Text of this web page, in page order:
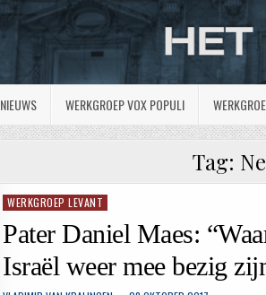
NIEUWS WERKGROEP VOX POPULI
Tag:
Geplaatst
WERKGROEP LEVANT
Pater Daniel Maes:
Israël weer mee bezig